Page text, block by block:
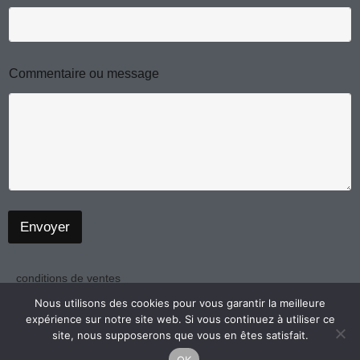
r
m
s
Commentaire ou message
Envoyer
conditions de ventes
politique de confidentialité
mentions légales
Nous utilisons des cookies pour vous garantir la meilleure
expérience sur notre site web. Si vous continuez à utiliser ce
site, nous supposerons que vous en êtes satisfait.